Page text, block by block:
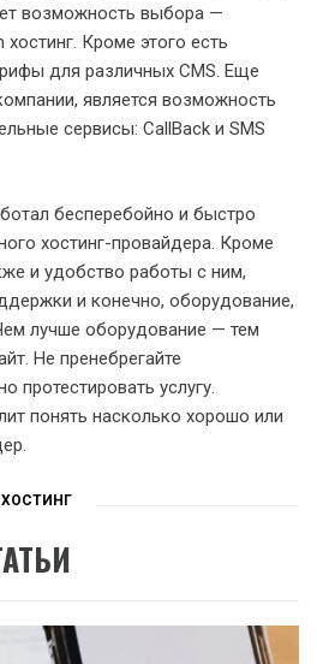
возможность выбора —
Кроме этого есть
для различных CMS. Еще
является возможность
сервисы: CallBack и SMS
бесперебойно и быстро
хостинг-провайдера. Кроме
и удобство работы с ним,
и конечно, оборудование,
лучше оборудование — тем
Не пренебрегайте
протестировать услугу.
понять насколько хорошо или
ХОСТИНГ